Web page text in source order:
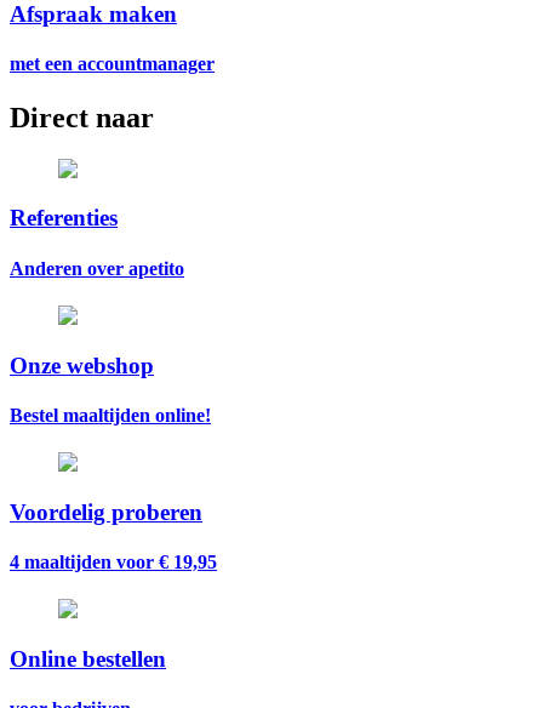
Afspraak maken
met een accountmanager
Direct naar
Referenties
Anderen over apetito
Onze webshop
Bestel maaltijden online!
Voordelig proberen
4 maaltijden voor € 19,95
Online bestellen